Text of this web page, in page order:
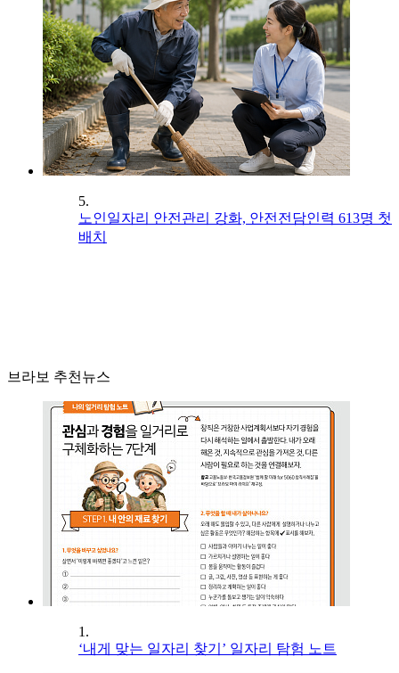
5.
노인일자리 안전관리 강화, 안전전담인력 613명 첫
배치
브라보 추천뉴스
1.
‘내게 맞는 일자리 찾기’ 일자리 탐험 노트